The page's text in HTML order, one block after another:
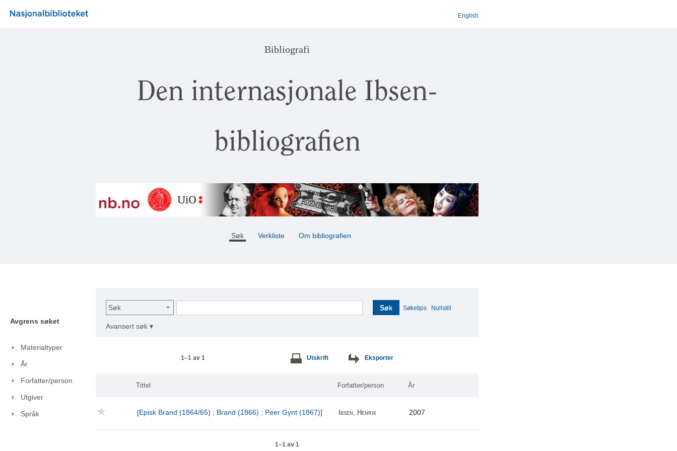
English
Bibliografi
Den internasjonale Ibsen-
bibliografien
Søk Verkliste Om bibliografien
Avgrens søket
Materialtyper
År
Forfatter/person
Utgiver
Språk
Søk Søk Søketips Nullstill
Avansert søk ▾
1–1 av 1 Utskrift Eksporter
Tittel Forfatter/person År
[Episk Brand (1864/65) ; Brand (1866) ; Peer Gynt (1867)] Ibsen, Henrik 2007
1–1 av 1